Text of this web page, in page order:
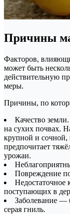
Причины
Факторов,
может быть
действительную
меры.
Причины, по
Качество
на сухих почвах.
крупной и сочной,
предпочитает
урожаи.
Повреждение
Недостаточное
поступающих в
Заболевание —
серая гниль.